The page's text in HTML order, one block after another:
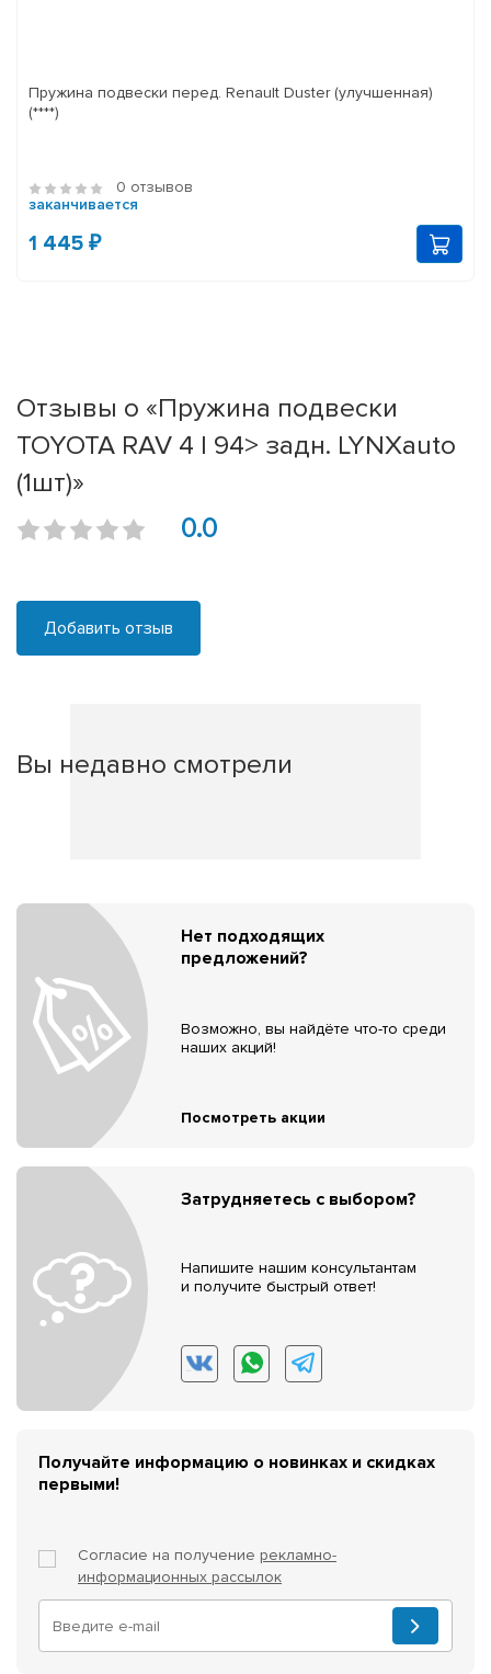
Пружина подвески перед. Renault Duster (улучшенная)
(****)
0 отзывов
заканчивается
1 445 ₽
Отзывы о «Пружина подвески
TOYOTA RAV 4 I 94> задн. LYNXauto
(1шт)»
0.0
Добавить отзыв
Вы недавно смотрели
Нет подходящих
предложений?
Возможно, вы найдёте что-то среди
наших акций!
Посмотреть акции
Затрудняетесь с выбором?
Напишите нашим консультантам
и получите быстрый ответ!
Получайте информацию о новинках и скидках
первыми!
Согласие на получение рекламно-
информационных рассылок